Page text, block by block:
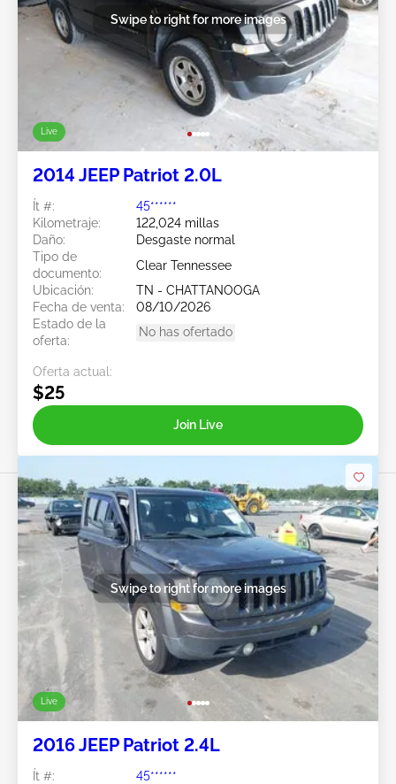
Live
Swipe to right for more images
2014 JEEP Patriot 2.0L
Ít #:
45******
Kilometraje:
122,024 millas
Daño:
Desgaste normal
Tipo de
documento:
Clear Tennessee
Ubicación:
TN - CHATTANOOGA
Fecha de venta:
08/10/2026
Estado de la
oferta:
No has ofertado
Oferta actual:
$25
Join Live
Live
Swipe to right for more images
2016 JEEP Patriot 2.4L
Ít #:
45******